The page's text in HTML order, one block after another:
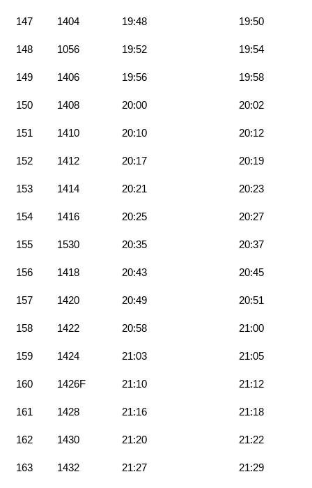
147 1404 19:48 19:50
148 1056 19:52 19:54
149 1406 19:56 19:58
150 1408 20:00 20:02
151 1410 20:10 20:12
152 1412 20:17 20:19
153 1414 20:21 20:23
154 1416 20:25 20:27
155 1530 20:35 20:37
156 1418 20:43 20:45
157 1420 20:49 20:51
158 1422 20:58 21:00
159 1424 21:03 21:05
160 1426F 21:10 21:12
161 1428 21:16 21:18
162 1430 21:20 21:22
163 1432 21:27 21:29